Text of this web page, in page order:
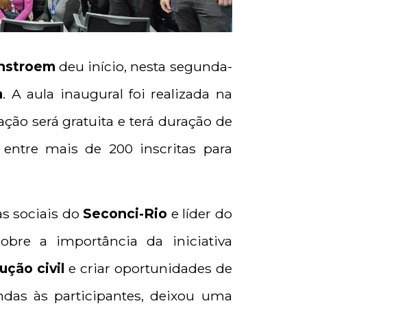
deu início, nesta segunda-
. A aula inaugural foi realizada na
será gratuita e terá duração de
mais de 200 inscritas para
sociais do Seconci-Rio e líder do
a importância da iniciativa
civil e criar oportunidades de
às participantes, deixou uma